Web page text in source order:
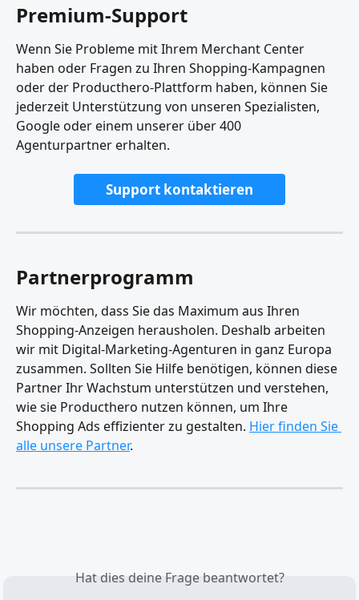
Premium-Support
Wenn Sie Probleme mit Ihrem Merchant Center
haben oder Fragen zu Ihren Shopping-Kampagnen
oder der Producthero-Plattform haben, können Sie
jederzeit Unterstützung von unseren Spezialisten,
Google oder einem unserer über 400
Agenturpartner erhalten.
Support kontaktieren
Partnerprogramm
Wir möchten, dass Sie das Maximum aus Ihren
Shopping-Anzeigen herausholen. Deshalb arbeiten
wir mit Digital-Marketing-Agenturen in ganz Europa
zusammen. Sollten Sie Hilfe benötigen, können diese
Partner Ihr Wachstum unterstützen und verstehen,
wie sie Producthero nutzen können, um Ihre
Shopping Ads effizienter zu gestalten. Hier finden Sie
alle unsere Partner.
Hat dies deine Frage beantwortet?